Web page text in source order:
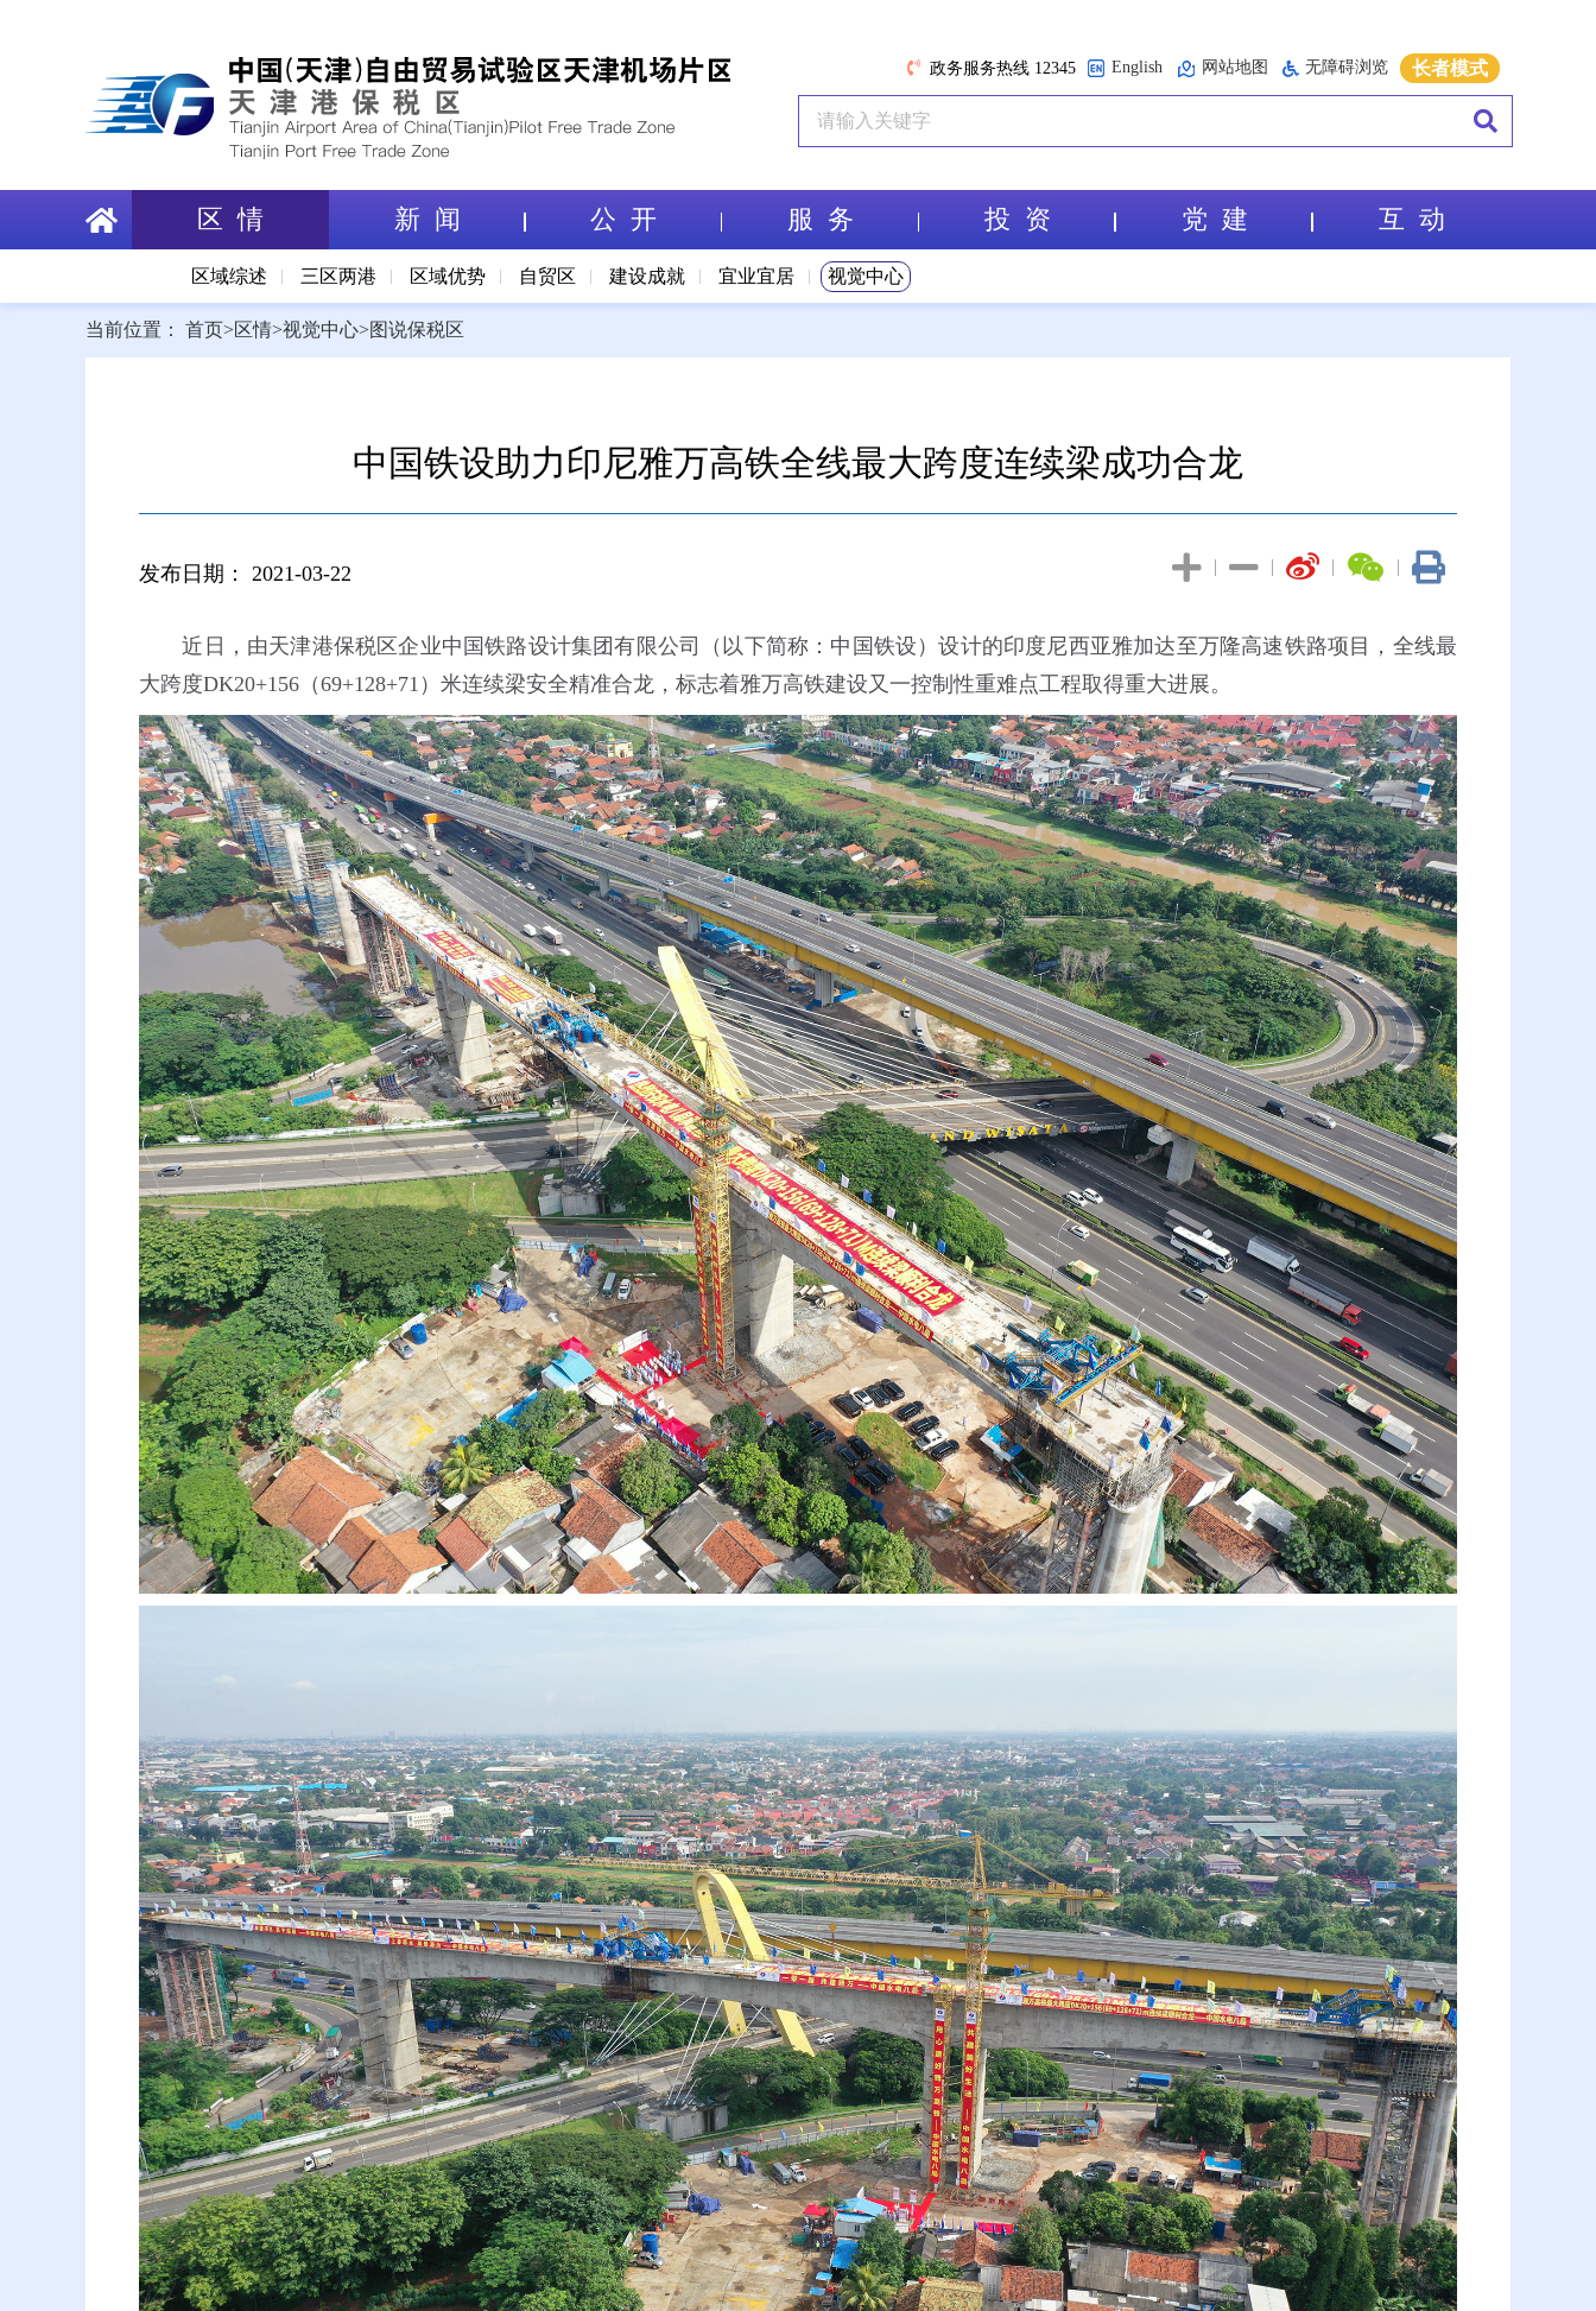
政务服务热线 12345 English 网站地图 无障碍浏览 长者模式
区 情
区域综述 三区两港 区域优势 自贸区 建设成就 宜业宜居 视觉中心
新 闻 公 开 服 务 投 资 党 建 互 动
当前位置： 首页>区情>视觉中心>图说保税区
中国铁设助力印尼雅万高铁全线最大跨度连续梁成功合龙
发布日期： 2021-03-22 |
|
|
|
近日，由天津港保税区企业中国铁路设计集团有限公司（以下简称：中国铁设）设计的印度尼西亚雅加达至万隆高速铁路项目，全线最
大跨度DK20+156（69+128+71）米连续梁安全精准合龙，标志着雅万高铁建设又一控制性重难点工程取得重大进展。